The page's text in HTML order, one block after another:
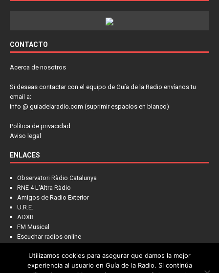
CONTACTO
Acerca de nosotros
Si deseas contactar con el equipo de Guía de la Radio envíanos tu
email a:
info @ guiadelaradio.com (suprimir espacios en blanco)
Política de privacidad
Aviso legal
ENLACES
Observatori Ràdio Catalunya
RNE 4 L'Altra Ràdio
Amigos de Radio Exterior
U.R.E.
ADXB
FM Musical
Escuchar radios online
Utilizamos cookies para asegurar que damos la mejor
experiencia al usuario en Guía de la Radio. Si continúa